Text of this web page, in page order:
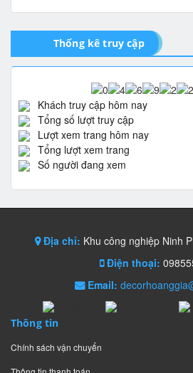
Thống kê truy cập
Khách truy cập hôm nay
Tổng số lượt truy cập
Lượt xem trang hôm nay
Tổng lượt xem trang
Số người đang xem
Địa chỉ: Khu công nghiệp Ninh
Điện thoại:
Email:
Thông tin
Chính sách vận chuyển